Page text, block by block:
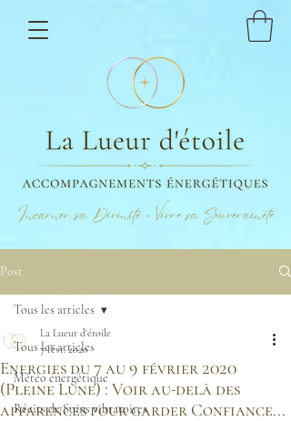
Incarner sa Divinité - Vivre sa Souveraineté
Post
Tous les articles
Météo énergétique
Récits de Soins vibratoires
Tous les articles
Energies du 7 au 9 février 2020
(Pleine Lune) : Voir au-delà des
apparences pour garder Confiance...
La Lueur d'étoile
7 févr. 2020